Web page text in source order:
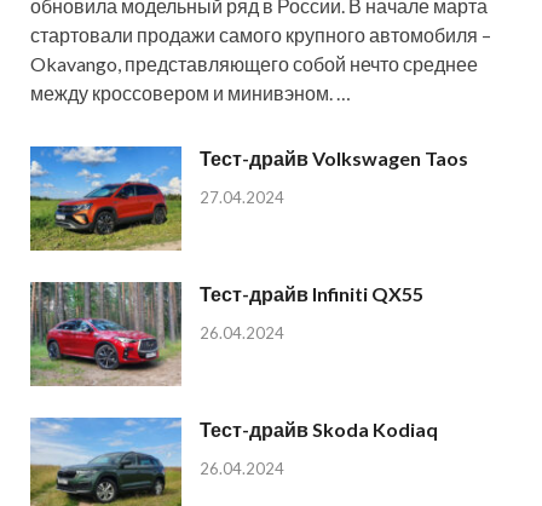
обновила модельный ряд в России. В начале марта
стартовали продажи самого крупного автомобиля –
Okavango, представляющего собой нечто среднее
между кроссовером и минивэном. …
Тест-драйв Volkswagen Taos
27.04.2024
Тест-драйв Infiniti QX55
26.04.2024
Тест-драйв Skoda Kodiaq
26.04.2024